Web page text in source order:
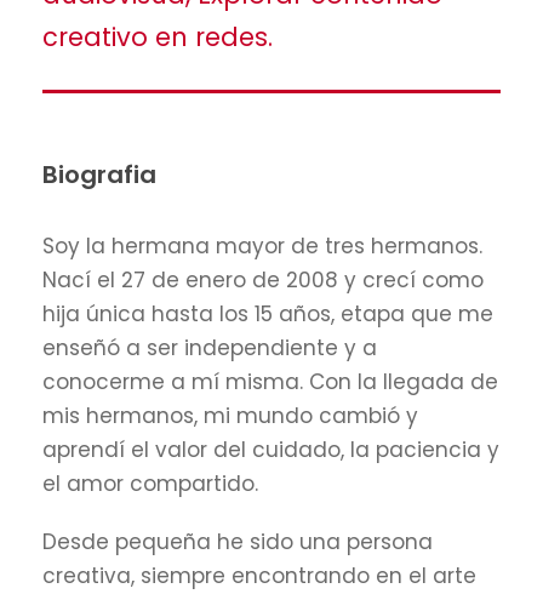
creativo en redes.
Biografia
Soy la hermana mayor de tres hermanos.
Nací el 27 de enero de 2008 y crecí como
hija única hasta los 15 años, etapa que me
enseñó a ser independiente y a
conocerme a mí misma. Con la llegada de
mis hermanos, mi mundo cambió y
aprendí el valor del cuidado, la paciencia y
el amor compartido.
Desde pequeña he sido una persona
creativa, siempre encontrando en el arte